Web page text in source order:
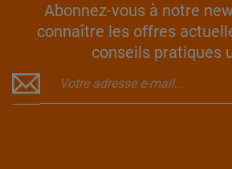
Abonnez-vous à notre
connaître les offres
conseils pratiques